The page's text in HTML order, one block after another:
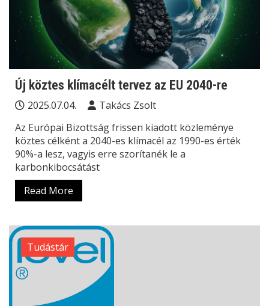
Új köztes klímacélt tervez az EU 2040-re
2025.07.04.
Takács Zsolt
Az Európai Bizottság frissen kiadott közleménye
köztes célként a 2040-es klímacél az 1990-es érték
90%-a lesz, vagyis erre szorítanék le a
karbonkibocsátást
Read More
Tudástár